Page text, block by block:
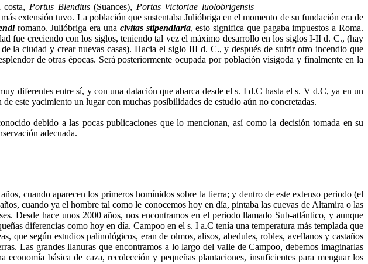
Portus Blendius(Suances), Portas Victoriae luolobrigensis
extensión tuvo. La población que sustentaba Julióbriga en el momento de su fundación era de
romano. Julióbriga era una civitas stipendiaria, esto significa que pagaba impuestos a Roma.
fue creciendo con los siglos, teniendo tal vez el máximo desarrollo en los siglos I-II d. C., (hay
la ciudad y crear nuevas casas). Hacia el siglo III d. C., y después de sufrir otro incendio que
de otras épocas. Será posteriormente ocupada por población visigoda y finalmente en la
diferentes entre sí, y con una datación que abarca desde el s. I d.C hasta el s. V d.C, ya en un
este yacimiento un lugar con muchas posibilidades de estudio aún no concretadas.
debido a las pocas publicaciones que lo mencionan, así como la decisión tomada en su
adecuada.
cuando aparecen los primeros homínidos sobre la tierra; y dentro de este extenso periodo (el
cuando ya el hombre tal como le conocemos hoy en día, pintaba las cuevas de Altamira o las
Desde hace unos 2000 años, nos encontramos en el periodo llamado Sub-atlántico, y aunque
diferencias como hoy en día. Campoo en el s. I a.C tenía una temperatura más templada que
que según estudios palinológicos, eran de olmos, alisos, abedules, robles, avellanos y castaños
Las grandes llanuras que encontramos a lo largo del valle de Campoo, debemos imaginarlas
básica de caza, recolección y pequeñas plantaciones, insuficientes para menguar los